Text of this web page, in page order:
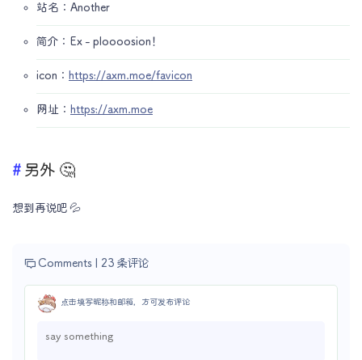
站名：Another
简介：Ex - ploooosion！
icon： https://axm.moe/favicon
网址： https://axm.moe
另外 🤔
想到再说吧 💦
Comments | 23 条评论
点击填写昵称和邮箱，方可发布评论